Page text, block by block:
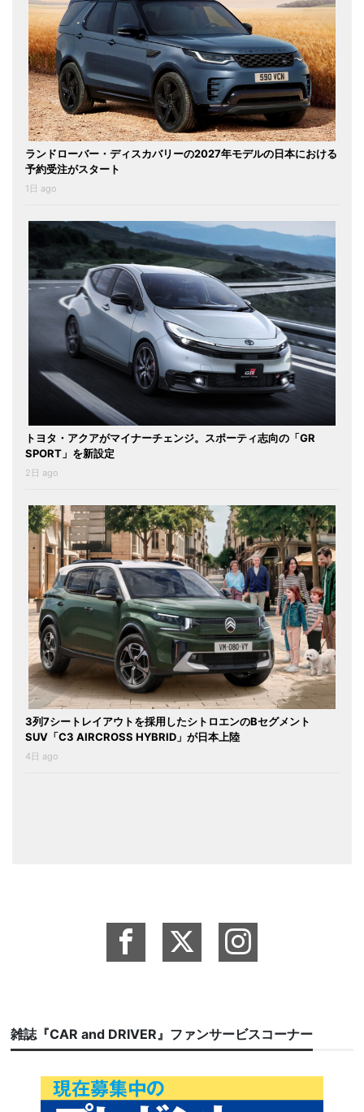
ランドローバー・ディスカバリーの2027年モデルの日本における
予約受注がスタート
1日 ago
トヨタ・アクアがマイナーチェンジ。スポーティ志向の「GR
SPORT」を新設定
2日 ago
3列7シートレイアウトを採用したシトロエンのBセグメント
SUV「C3 AIRCROSS HYBRID」が日本上陸
4日 ago
雑誌『CAR and DRIVER』ファンサービスコーナー